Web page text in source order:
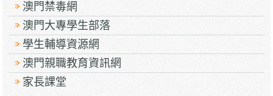
澳門禁毒網
澳門大專學生部落
學生輔導資源網
澳門親職教育資訊網
家長課堂